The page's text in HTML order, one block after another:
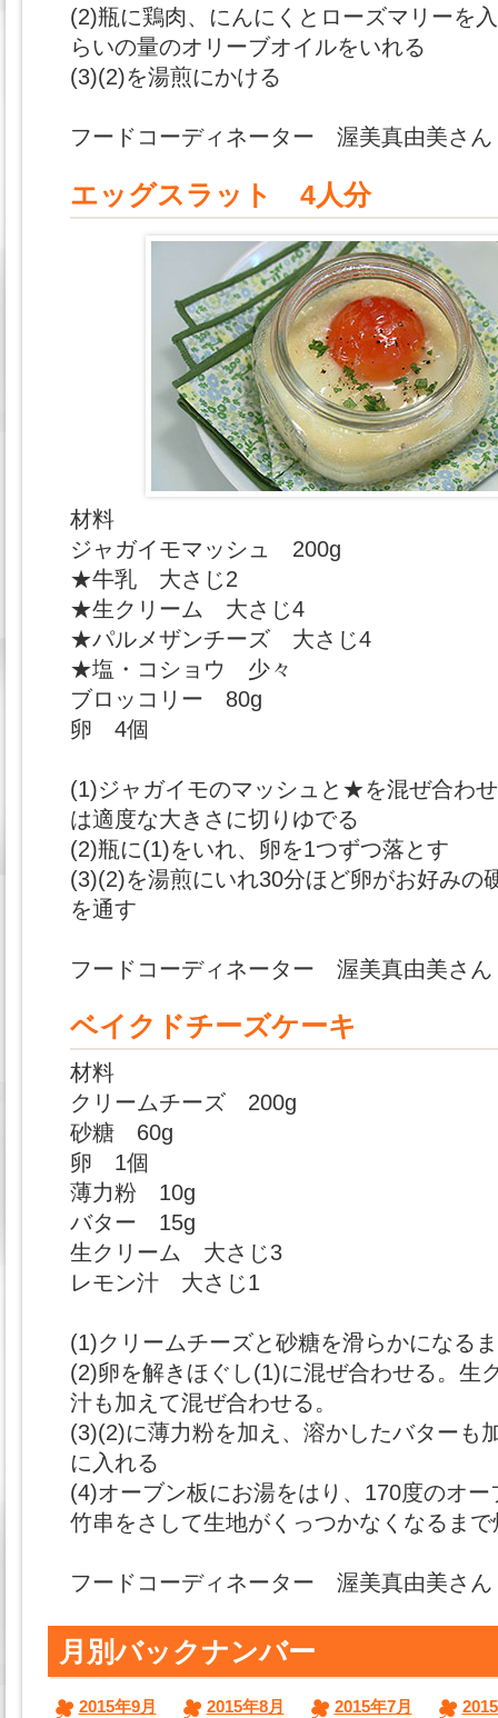
(2)瓶に鶏肉、にんにくとローズマリーを
らいの量のオリーブオイルをいれる
(3)(2)を湯煎にかける
フードコーディネーター 渥美真由美さん
エッグスラット 4人分
材料
ジャガイモマッシュ 200g
★牛乳 大さじ2
★生クリーム 大さじ4
★パルメザンチーズ 大さじ4
★塩・コショウ 少々
ブロッコリー 80g
卵 4個
(1)ジャガイモのマッシュと★を混ぜ合わ
は適度な大きさに切りゆでる
(2)瓶に(1)をいれ、卵を1つずつ落とす
(3)(2)を湯煎にいれ30分ほど卵がお好みの
を通す
フードコーディネーター 渥美真由美さん
ベイクドチーズケーキ
材料
クリームチーズ 200g
砂糖 60g
卵 1個
薄力粉 10g
バター 15g
生クリーム 大さじ3
レモン汁 大さじ1
(1)クリームチーズと砂糖を滑らかになる
(2)卵を解きほぐし(1)に混ぜ合わせる。生
汁も加えて混ぜ合わせる。
(3)(2)に薄力粉を加え、溶かしたバターも
に入れる
(4)オーブン板にお湯をはり、170度のオ
竹串をさして生地がくっつかなくなるまで
フードコーディネーター 渥美真由美さん
月別バックナンバー
2015年9月 2015年8月 2015年7月